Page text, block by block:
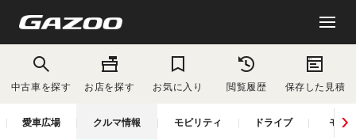
中古車を探す お店を探す お気に入り 閲覧履歴 保存した見積
愛車広場 クルマ情報 モビリティ ドライブ モー